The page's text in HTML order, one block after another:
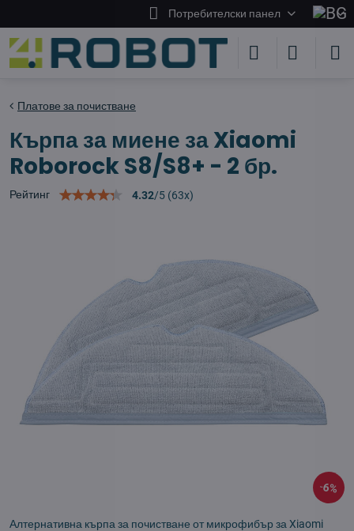
Потребителски панел
6%
Платове за почистване
Кърпа за миене за Xiaomi
Roborock S8/S8+ - 2 бр.
Рейтинг 4.32/5 (63x)
Алтернативна кърпа за почистване от микрофибър за Xiaomi